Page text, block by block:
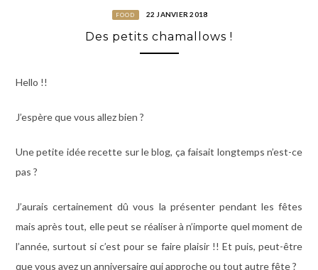
FOOD 22 JANVIER 2018
Des petits chamallows !
Hello !!
J’espère que vous allez bien ?
Une petite idée recette sur le blog, ça faisait longtemps n’est-ce
pas ?
J’aurais certainement dû vous la présenter pendant les fêtes
mais après tout, elle peut se réaliser à n’importe quel moment de
l’année, surtout si c’est pour se faire plaisir !! Et puis, peut-être
que vous avez un anniversaire qui approche ou tout autre fête ?